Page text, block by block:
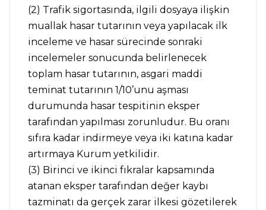
(2) Trafik sigortasında, ilgili dosyaya ilişkin
muallak hasar tutarının veya yapılacak ilk
inceleme ve hasar sürecinde sonraki
incelemeler sonucunda belirlenecek
toplam hasar tutarının, asgari maddi
teminat tutarının 1/10’unu aşması
durumunda hasar tespitinin eksper
tarafından yapılması zorunludur. Bu oranı
sıfıra kadar indirmeye veya iki katına kadar
artırmaya Kurum yetkilidir.
(3) Birinci ve ikinci fıkralar kapsamında
atanan eksper tarafından değer kaybı
tazminatı da gerçek zarar ilkesi gözetilerek